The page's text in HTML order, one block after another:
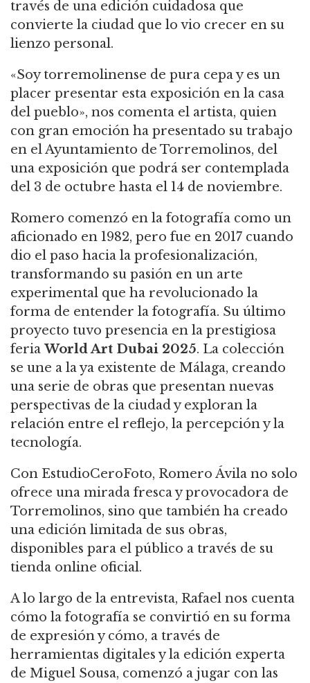
través de una edición cuidadosa que
convierte la ciudad que lo vio crecer en su
lienzo personal.
«Soy torremolinense de pura cepa y es un
placer presentar esta exposición en la casa
del pueblo», nos comenta el artista, quien
con gran emoción ha presentado su trabajo
en el Ayuntamiento de Torremolinos, del
una exposición que podrá ser contemplada
del 3 de octubre hasta el 14 de noviembre.
Romero comenzó en la fotografía como un
aficionado en 1982, pero fue en 2017 cuando
dio el paso hacia la profesionalización,
transformando su pasión en un arte
experimental que ha revolucionado la
forma de entender la fotografía. Su último
proyecto tuvo presencia en la prestigiosa
feriaWorld Art Dubai 2025. La colección
se une a la ya existente de Málaga, creando
una serie de obras que presentan nuevas
perspectivas de la ciudad y exploran la
relación entre el reflejo, la percepción y la
tecnología.
Con EstudioCeroFoto, Romero Ávila no solo
ofrece una mirada fresca y provocadora de
Torremolinos, sino que también ha creado
una edición limitada de sus obras,
disponibles para el público a través de su
tienda online oficial.
A lo largo de la entrevista, Rafael nos cuenta
cómo la fotografía se convirtió en su forma
de expresión y cómo, a través de
herramientas digitales y la edición experta
de Miguel Sousa, comenzó a jugar con las